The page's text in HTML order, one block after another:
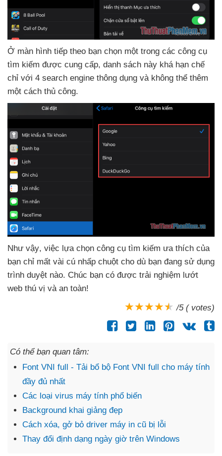
Ở màn hình tiếp theo bạn chọn một trong các công cụ
tìm kiếm được cung cấp, danh sách này khá hạn chế
chỉ với 4 search engine thông dụng và không thể thêm
một cách thủ công.
Như vậy, việc lựa chọn công cụ tìm kiếm ưa thích của
bạn chỉ mất vài cú nhấp chuột cho dù bạn đang sử dụng
trình duyệt nào. Chúc bạn có được trải nghiệm lướt
web thú vị và an toàn!
/5 ( votes)
Có thể bạn quan tâm:
Font VNI full - Tải bổ bộ Font VNI full cho máy tính
đầy đủ nhất
Các loại virus máy tính phổ biến
Background khai giảng đẹp
Cách xóa, gở bỏ driver máy in cũ bị lỗi
Thay đổi định dạng ngày giờ trên Windows